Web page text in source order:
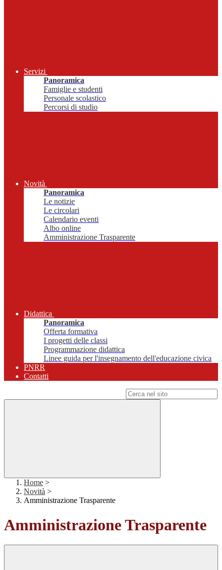
Servizi
Panoramica
Famiglie e studenti
Personale scolastico
Percorsi di studio
Novità
Panoramica
Le notizie
Le circolari
Calendario eventi
Albo online
Amministrazione Trasparente
Didattica
Panoramica
Offerta formativa
I progetti delle classi
Programmazione didattica
Linee guida per l'insegnamento dell'educazione civica
PNRR
Contatti
Home >
Novità >
Amministrazione Trasparente
Amministrazione Trasparente